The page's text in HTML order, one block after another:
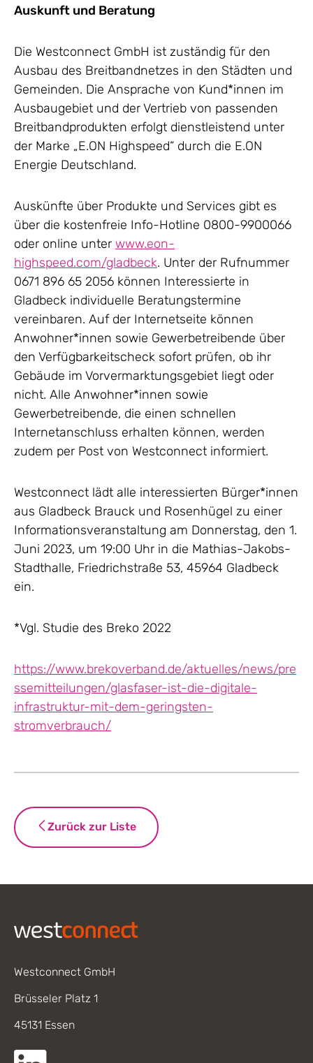
Auskunft und Beratung
Die Westconnect GmbH ist zuständig für den
Ausbau des Breitbandnetzes in den Städten und
Gemeinden. Die Ansprache von Kund*innen im
Ausbaugebiet und der Vertrieb von passenden
Breitbandprodukten erfolgt dienstleistend unter
der Marke „E.ON Highspeed“ durch die E.ON
Energie Deutschland.
Auskünfte über Produkte und Services gibt es
über die kostenfreie Info-Hotline 0800-9900066
oder online unter www.eon-
highspeed.com/gladbeck. Unter der Rufnummer
0671 896 65 2056 können Interessierte in
Gladbeck individuelle Beratungstermine
vereinbaren. Auf der Internetseite können
Anwohner*innen sowie Gewerbetreibende über
den Verfügbarkeitscheck sofort prüfen, ob ihr
Gebäude im Vorvermarktungsgebiet liegt oder
nicht. Alle Anwohner*innen sowie
Gewerbetreibende, die einen schnellen
Internetanschluss erhalten können, werden
zudem per Post von Westconnect informiert.
Westconnect lädt alle interessierten Bürger*innen
aus Gladbeck Brauck und Rosenhügel zu einer
Informationsveranstaltung am Donnerstag, den 1.
Juni 2023, um 19:00 Uhr in die Mathias-Jakobs-
Stadthalle, Friedrichstraße 53, 45964 Gladbeck
ein.
*Vgl. Studie des Breko 2022
https://www.brekoverband.de/aktuelles/news/pre
ssemitteilungen/glasfaser-ist-die-digitale-
infrastruktur-mit-dem-geringsten-
stromverbrauch/
Zurück zur Liste
Westconnect GmbH
Brüsseler Platz 1
45131 Essen